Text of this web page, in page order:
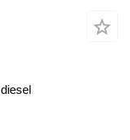
diesel